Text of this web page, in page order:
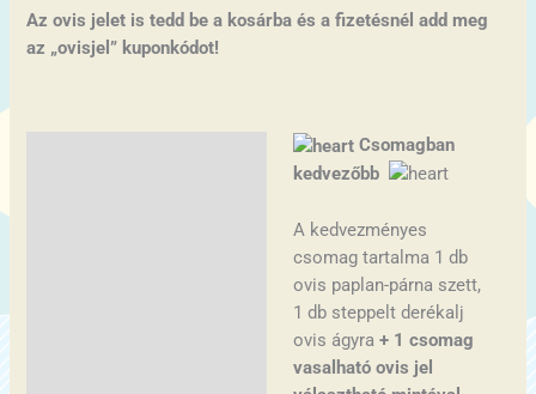
Az ovis jelet is tedd be a kosárba és a fizetésnél add meg
az „ovisjel” kuponkódot!
Csomagban
kedvezőbb
A kedvezményes
csomag tartalma 1 db
ovis paplan-párna szett,
1 db steppelt derékalj
ovis ágyra+ 1 csomag
vasalható ovis jel